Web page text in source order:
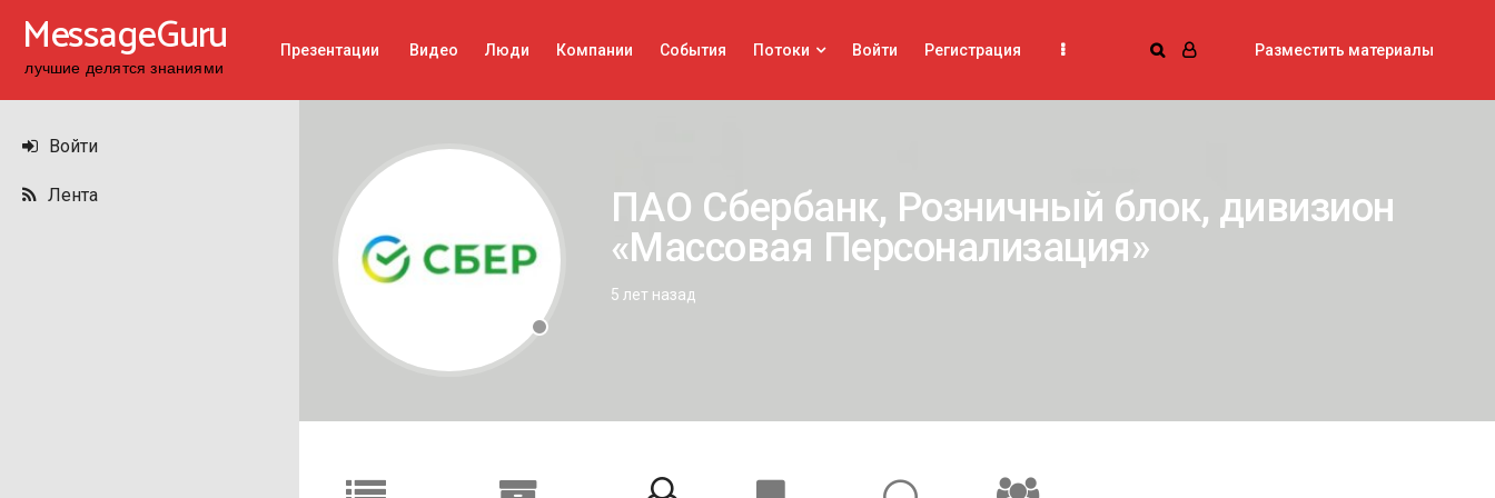
MessageGuru
Войти
Лента
Презентации Видео Люди Компании События Потоки Войти Регистрация Разместить материалы
ПАО Сбербанк, Розничный блок, дивизион
«Массовая Персонализация»
5 лет назад